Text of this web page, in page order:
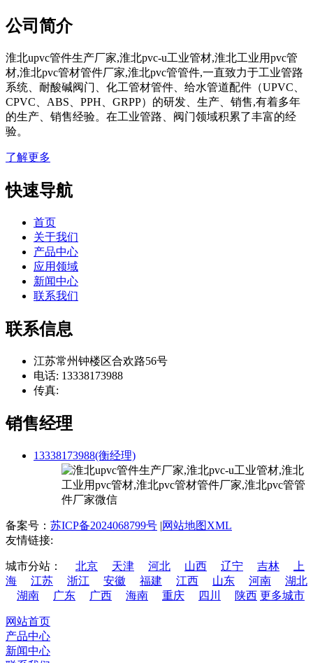
公司简介
淮北upvc管件生产厂家,淮北pvc-u工业管材,淮北工业用pvc管
材,淮北pvc管材管件厂家,淮北pvc管管件,一直致力于工业管路
系统、耐酸碱阀门、化工管材管件、给水管道配件（UPVC、
CPVC、ABS、PPH、GRPP）的研发、生产、销售,有着多年
的生产、销售经验。在工业管路、阀门领域积累了丰富的经
验。
了解更多
快速导航
首页
关于我们
产品中心
应用领域
新闻中心
联系我们
联系信息
江苏常州钟楼区合欢路56号
电话: 13338173988
传真:
销售经理
13338173988(衡经理)
备案号： 苏ICP备2024068799号 |网站地图XML
友情链接:
城市分站： 北京 天津 河北 山西 辽宁 吉林
上
海
江苏 浙江 安徽 福建 江西 山东 河南
湖北
湖南
广东 广西 海南 重庆 四川 陕西 更多城市
网站首页
产品中心
新闻中心